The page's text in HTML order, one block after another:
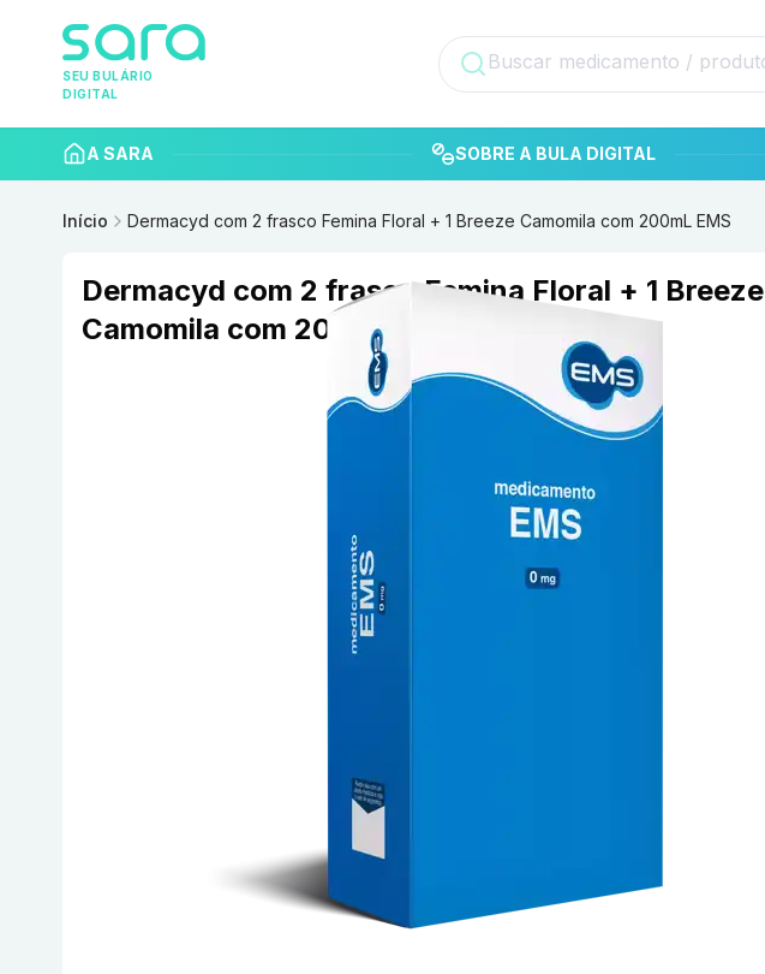
SEU BULÁRIO
DIGITAL
A SARA SOBRE A BULA DIGITAL
Início Dermacyd com 2 frasco Femina Floral + 1 Breeze Camomila com 200mL EMS
Dermacyd com 2 frasco Femina Floral + 1 Breeze
Camomila com 200mL EMS